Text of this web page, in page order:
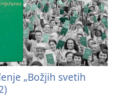
„Božjih svetih